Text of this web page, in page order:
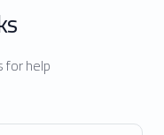
for help